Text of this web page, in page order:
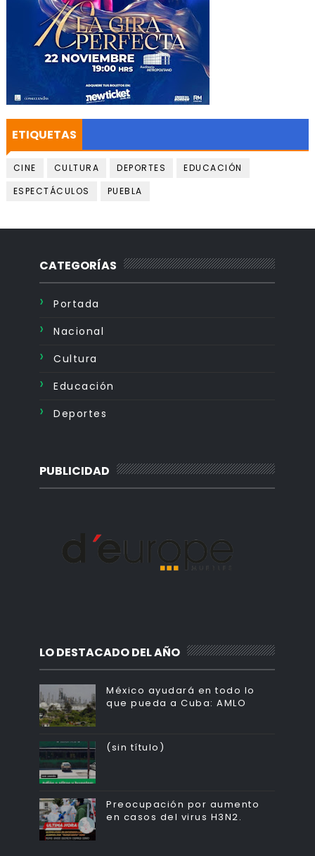
ETIQUETAS
CINE CULTURA DEPORTES
EDUCACIÓN
ESPECTÁCULOS
PUEBLA
CATEGORÍAS
Portada
Nacional
Cultura
Educación
Deportes
PUBLICIDAD
LO DESTACADO DEL AÑO
México ayudará en todo lo
que pueda a Cuba: AMLO
(sin título)
Preocupación por aumento
en casos del virus H3N2.